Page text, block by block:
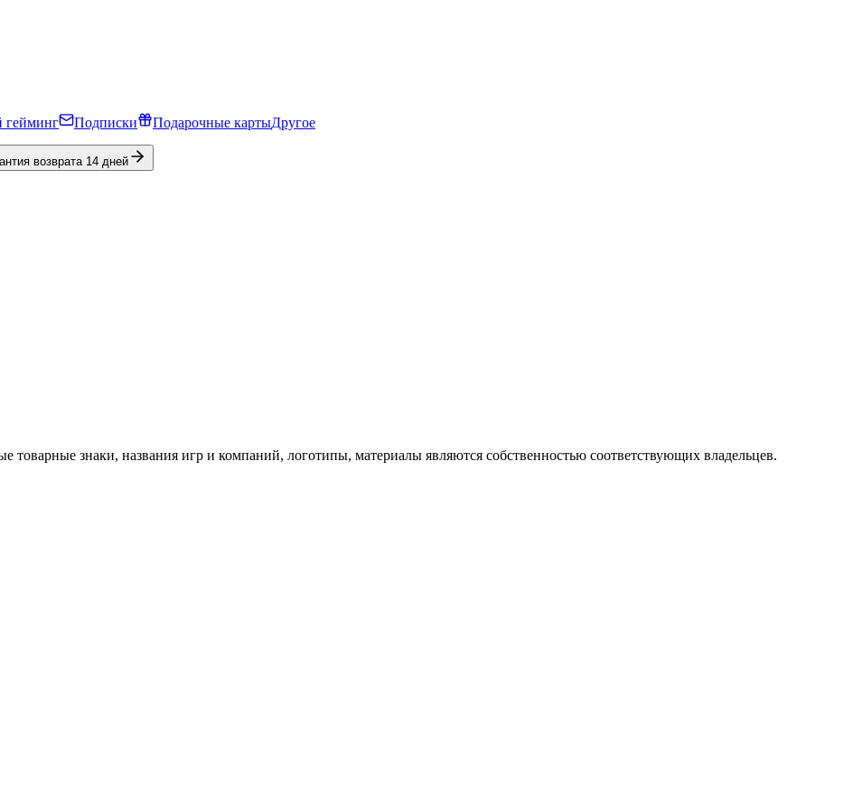
Подписки Подарочные картыДругое
возврата 14 дней
товарные знаки, названия игр и компаний, логотипы, материалы являются собственностью соответствующих владельцев.